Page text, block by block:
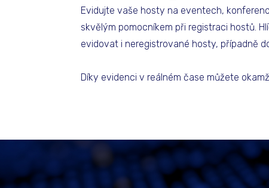
Evidujte vaše hosty na eventech,
skvělým pomocníkem při registraci hostů.
evidovat i neregistrované hosty, případně
Díky evidenci v reálném čase můžete